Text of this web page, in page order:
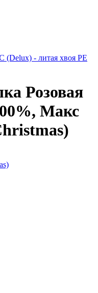
- литая хвоя РЕ
Розовая
Макс